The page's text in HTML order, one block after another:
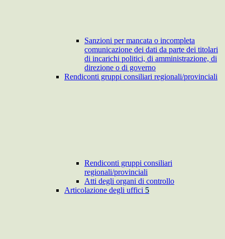
Sanzioni per mancata o incompleta
comunicazione dei dati da parte dei titolari
di incarichi politici, di amministrazione, di
direzione o di governo
Rendiconti gruppi consiliari regionali/provinciali
Rendiconti gruppi consiliari
regionali/provinciali
Atti degli organi di controllo
Articolazione degli uffici 5